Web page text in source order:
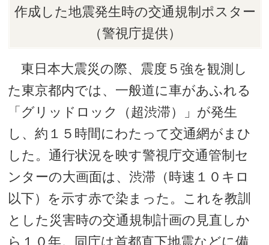
作成した地震発生時の交通規制ポスター
（警視庁提供）
東日本大震災の際、震度５強を観測し
た東京都内では、一般道に車があふれる
「グリッドロック（超渋滞）」が発生
し、約１５時間にわたって交通網がまひ
した。通行状況を映す警視庁交通管制セ
ンターの大画面は、渋滞（時速１０キロ
以下）を示す赤で染まった。これを教訓
とした災害時の交通規制計画の見直しか
ら１０年。同庁は首都直下地震などに備